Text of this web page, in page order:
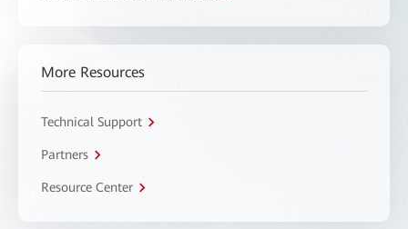
More Resources
Technical Support
Partners
Resource Center